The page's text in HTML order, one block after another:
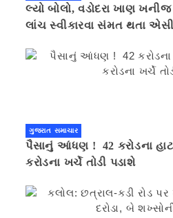
લ્યો બોલો, વડોદરા ખાણ
લાંચ સ્વીકારવા સંમત થતા
ગુજરાત સમાચાર
પૈસાનું આંધણ ! 42 કરોડના
કરોડના ખર્ચે તોડી પડાશે